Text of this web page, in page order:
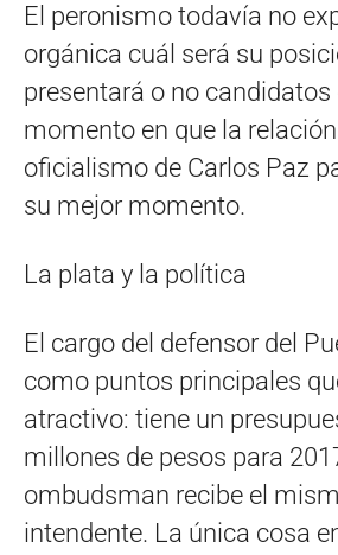
El peronismo todavía no
orgánica cuál será su
presentará o no candidatos
momento en que la relación
oficialismo de Carlos Paz
su mejor momento.
La plata y la política
El cargo del defensor del
como puntos principales
atractivo: tiene un
millones de pesos para
ombudsman recibe el
intendente. La única cosa